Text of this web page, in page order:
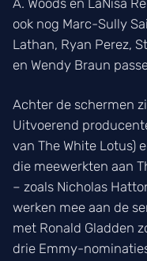
ook nog Marc-Sully
Lathan, Ryan Perez,
en Wendy Braun
Achter de schermen
Uitvoerend
van The White Lotus)
die meewerkten aan
– zoals Nicholas
werken mee aan de
met Ronald Gladden
drie Emmy-